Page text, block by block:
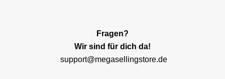
Fragen?
Wir sind für dich da!
support@megasellingstore.de